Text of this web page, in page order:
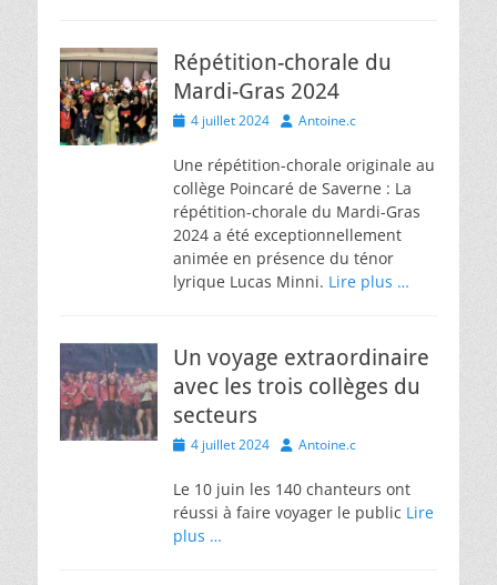
Répétition-chorale du
Mardi-Gras 2024
Posted4 juillet 2024 Author
Antoine.c
Une répétition-chorale originale au
collège Poincaré de Saverne : La
répétition-chorale du Mardi-Gras
2024 a été exceptionnellement
animée en présence du ténor
lyrique Lucas Minni. Lire plus …
Un voyage extraordinaire
avec les trois collèges du
secteurs
Posted4 juillet 2024 Author
Antoine.c
Le 10 juin les 140 chanteurs ont
réussi à faire voyager le public Lire
plus …